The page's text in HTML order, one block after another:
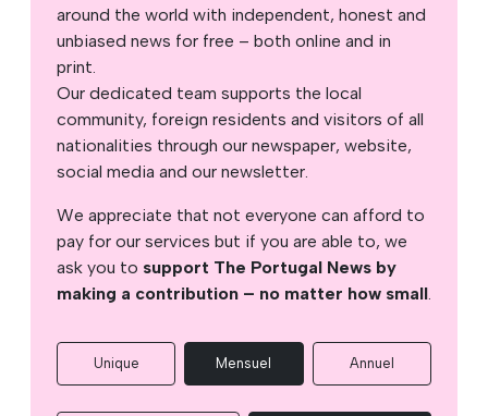
around the world with independent, honest and
unbiased news for free – both online and in
print.
Our dedicated team supports the local
community, foreign residents and visitors of all
nationalities through our newspaper, website,
social media and our newsletter.
We appreciate that not everyone can afford to
pay for our services but if you are able to, we
ask you to support The Portugal News by
making a contribution – no matter how small.
Unique Mensuel Annuel